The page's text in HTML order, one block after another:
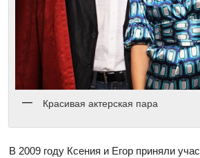
Красивая актерская пара
В 2009 году Ксения и Егор приняли